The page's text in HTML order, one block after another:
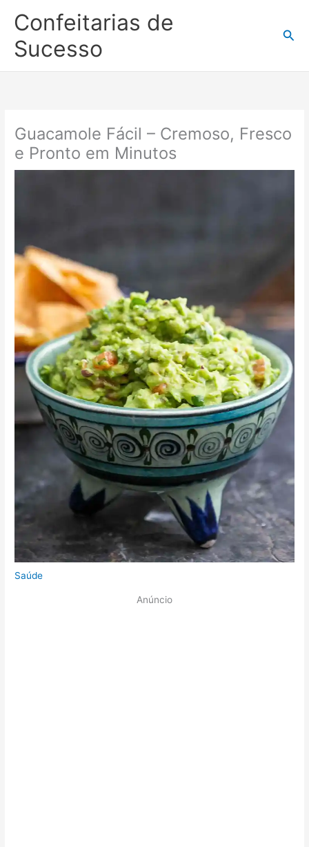
para
conteúdo
Confeitarias de
Sucesso
Guacamole Fácil – Cremoso, Fresco
e Pronto em Minutos
Saúde
Anúncio